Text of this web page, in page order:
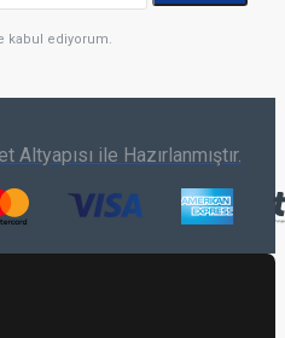
kabul ediyorum.
ile Hazırlanmıştır.